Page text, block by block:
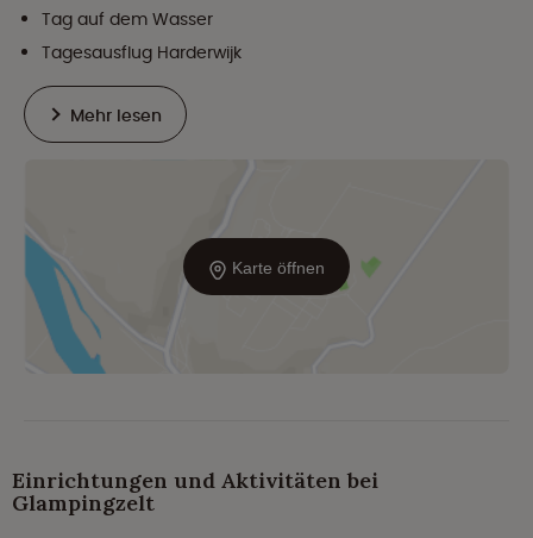
Karte öffnen
Tag auf dem Wasser
Tagesausflug Harderwijk
Mehr lesen
Einrichtungen und Aktivitäten bei
Glampingzelt